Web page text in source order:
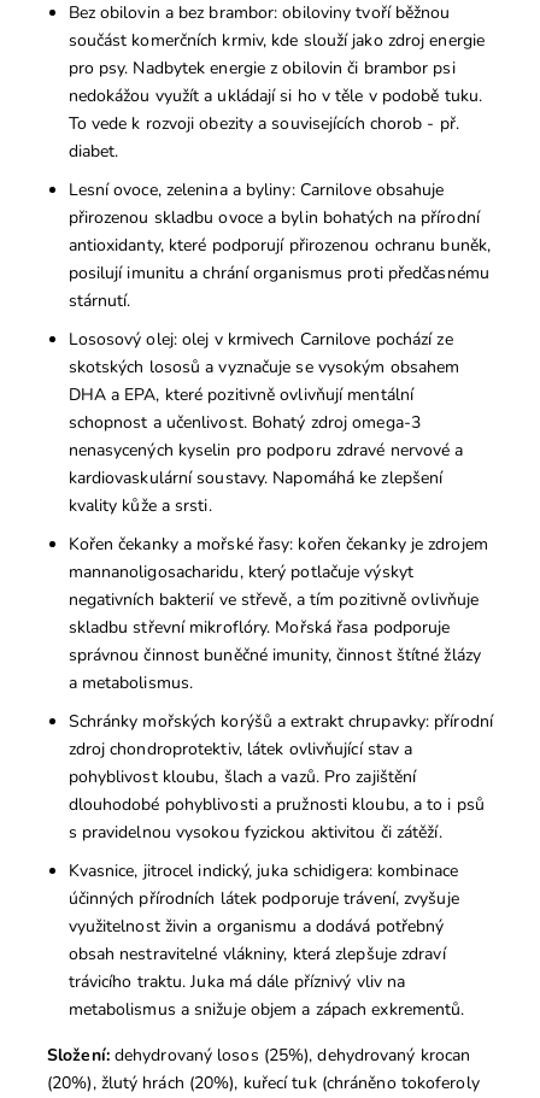
Bez obilovin a bez brambor: obiloviny tvoří běžnou
součást komerčních krmiv, kde slouží jako zdroj energie
pro psy. Nadbytek energie z obilovin či brambor psi
nedokážou využít a ukládají si ho v těle v podobě tuku.
To vede k rozvoji obezity a souvisejících chorob - př.
diabet.
Lesní ovoce, zelenina a byliny: Carnilove obsahuje
přirozenou skladbu ovoce a bylin bohatých na přírodní
antioxidanty, které podporují přirozenou ochranu buněk,
posilují imunitu a chrání organismus proti předčasnému
stárnutí.
Lososový olej: olej v krmivech Carnilove pochází ze
skotských lososů a vyznačuje se vysokým obsahem
DHA a EPA, které pozitivně ovlivňují mentální
schopnost a učenlivost. Bohatý zdroj omega-3
nenasycených kyselin pro podporu zdravé nervové a
kardiovaskulární soustavy. Napomáhá ke zlepšení
kvality kůže a srsti.
Kořen čekanky a mořské řasy: kořen čekanky je zdrojem
mannanoligosacharidu, který potlačuje výskyt
negativních bakterií ve střevě, a tím pozitivně ovlivňuje
skladbu střevní mikroflóry. Mořská řasa podporuje
správnou činnost buněčné imunity, činnost štítné žlázy
a metabolismus.
Schránky mořských korýšů a extrakt chrupavky: přírodní
zdroj chondroprotektiv, látek ovlivňující stav a
pohyblivost kloubu, šlach a vazů. Pro zajištění
dlouhodobé pohyblivosti a pružnosti kloubu, a to i psů
s pravidelnou vysokou fyzickou aktivitou či zátěží.
Kvasnice, jitrocel indický, juka schidigera: kombinace
účinných přírodních látek podporuje trávení, zvyšuje
využitelnost živin a organismu a dodává potřebný
obsah nestravitelné vlákniny, která zlepšuje zdraví
trávicího traktu. Juka má dále příznivý vliv na
metabolismus a snižuje objem a zápach exkrementů.
Složení: dehydrovaný losos (25%), dehydrovaný krocan
(20%), žlutý hrách (20%), kuřecí tuk (chráněno tokoferoly